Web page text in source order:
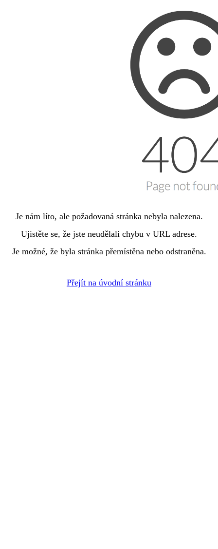
Je nám líto, ale požadovaná stránka nebyla nalezena.
Ujistěte se, že jste neudělali chybu v URL adrese.
Je možné, že byla stránka přemístěna nebo odstraněna.
Přejít na úvodní stránku